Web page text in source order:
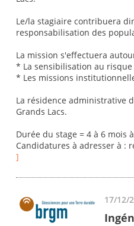
Le/la stagiaire contribuera
responsabilisation des
La mission s'effectuera
* La sensibilisation au
* Les missions
La résidence administrative
Grands Lacs.
Durée du stage = 4 à 6 mois
Candidatures à adresser à :
]
17/12/